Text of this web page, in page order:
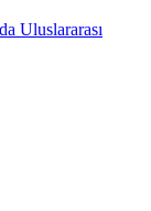
Uluslararası